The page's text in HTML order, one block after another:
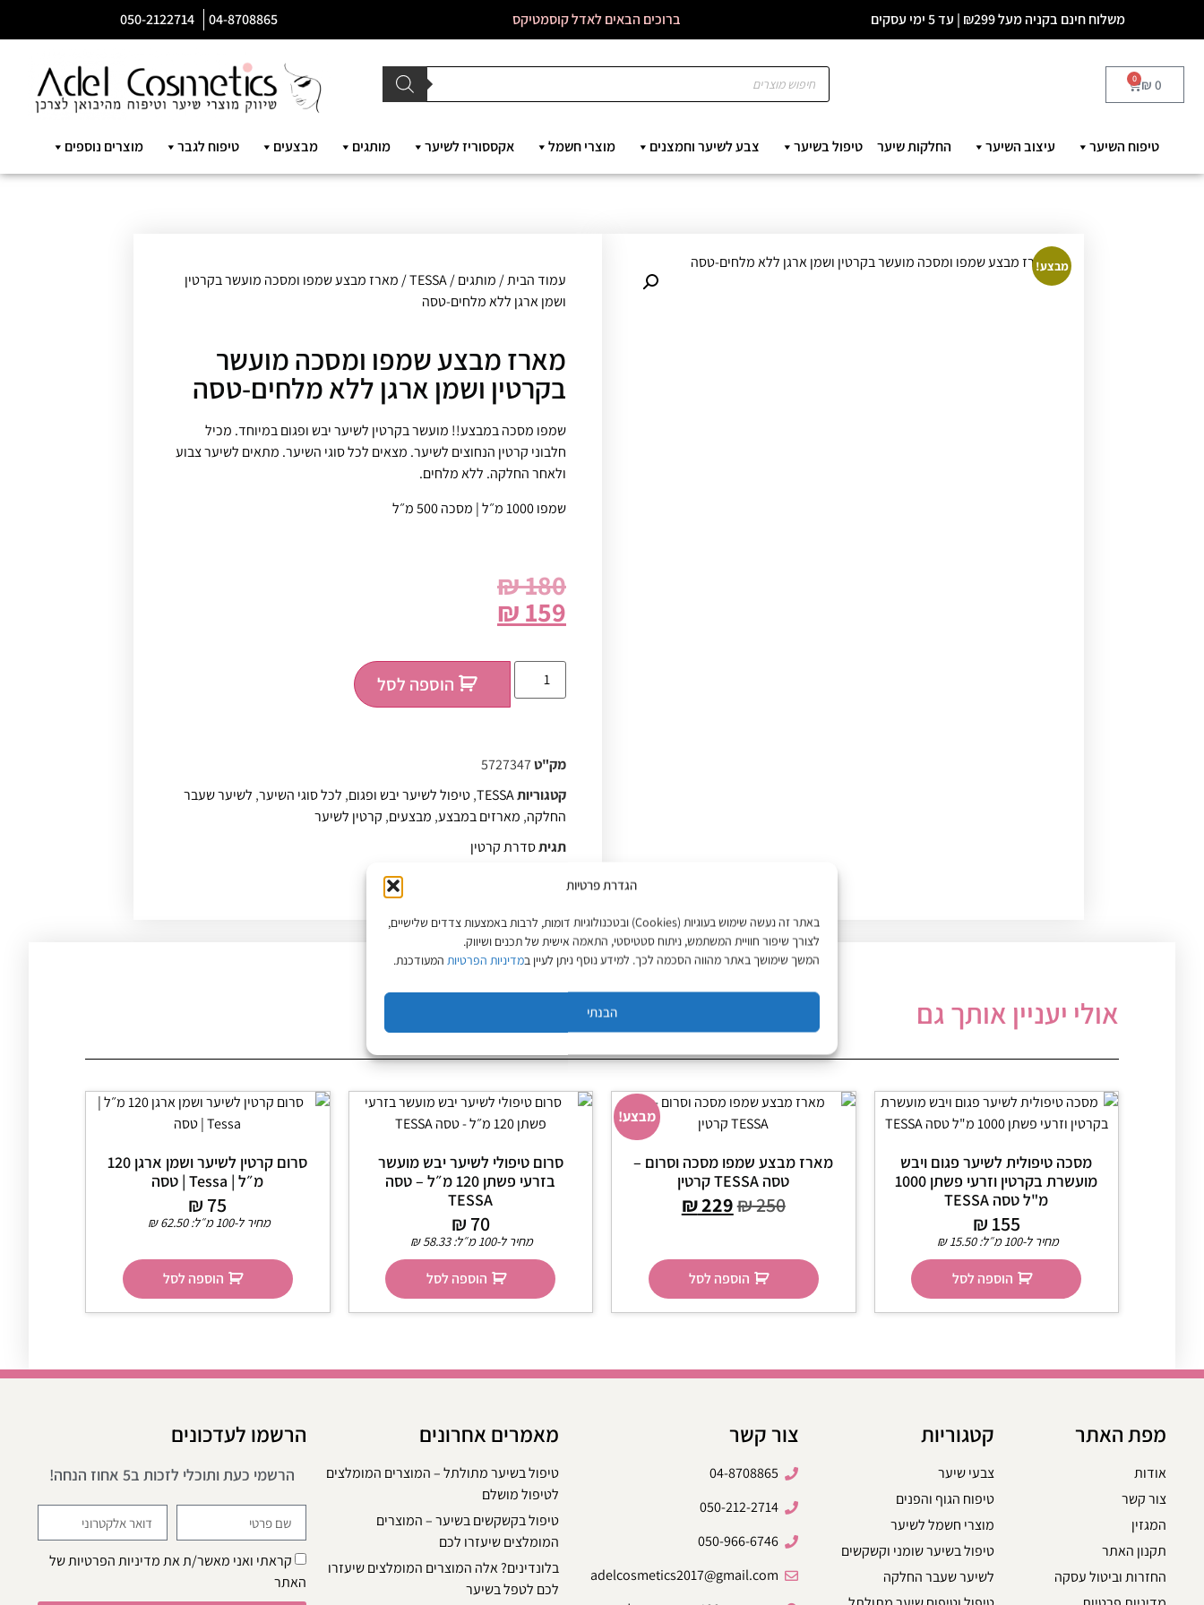
הגדרת פרטיות
באתר זה נעשה שימוש בעוגיות (Cookies) ובטכנולוגיות דומות, לרבות באמצעות צדדים שלישיים,
לצורך שיפור חוויית המשתמש, ניתוח סטטיסטי, התאמה אישית של תכנים ושיווק.
המשך שימושך באתר מהווה הסכמה לכך. למידע נוסף ניתן לעיין במדיניות הפרטיות המעודכנת.
הבנתי
משלוח חינם בקניה מעל ₪299 | עד 5 ימי עסקים ברוכים הבאים לאדל קוסמטיקס 04-8708865
050-2122714
₪ 0
0
טיפוח השיער עיצוב השיער החלקות שיער טיפול בשיער צבע לשיער וחמצנים מוצרי חשמל אקססוריז לשיער מותגים מבצעים טיפוח לגבר מוצרים נוספים
מבצע!
עמוד הבית/מותגים/
TESSA/ מארז מבצע שמפו ומסכה מועשר בקרטין
ושמן ארגן ללא מלחים-טסה
מארז מבצע שמפו ומסכה מועשר
בקרטין ושמן ארגן ללא מלחים-טסה
שמפו מסכה במבצע!! מועשר בקרטין לשיער יבש ופגום במיוחד. מכיל
חלבוני קרטין הנחוצים לשיער. מצאים לכל סוגי השיער. מתאים לשיער צבוע
ולאחר החלקה. ללא מלחים.
שמפו 1000 מ״ל | מסכה 500 מ״ל
₪180
₪ 159
הוספה לסל
מק"ט5727347
קטגוריותTESSA
,טיפול לשיער יבש ופגום, לכל סוגי השיער, לשיער שעבר
החלקה, מארזים במבצע, מבצעים, קרטין לשיער
תגיתסדרת קרטין
אולי יעניין אותך גם
מסכה טיפולית לשיער פגום ויבש
מועשרת בקרטין וזרעי פשתן 1000
מ"ל טסה TESSA
₪ 155
מחיר ל-100 מ״ל: ₪15.50
הוספה לסל
מבצע!
מארז מבצע שמפו מסכה וסרום –
טסה TESSA קרטין
₪250
₪229
הוספה לסל
סרום טיפולי לשיער יבש מועשר
בזרעי פשתן 120 מ״ל – טסה
TESSA
₪ 70
מחיר ל-100 מ״ל: ₪58.33
הוספה לסל
סרום קרטין לשיער ושמן ארגן 120
מ״ל | Tessa | טסה
₪ 75
מחיר ל-100 מ״ל: ₪62.50
הוספה לסל
מפת האתר
אודות
צור קשר
המגזין
תקנון האתר
החזרות וביטול עסקה
קטגוריות
צבעי שיער
טיפוח הגוף והפנים
מוצרי חשמל לשיער
טיפול בשיער שומני וקשקשים
לשיער שעבר החלקה
צור קשר
04-8708865
050-212-2714
050-966-6746
adelcosmetics2017@gmail.com
מאמרים אחרונים
טיפול בשיער מתולתל – המוצרים המומלצים
לטיפול מושלם
טיפול בקשקשים בשיער – המוצרים
המומלצים שיעזרו לכם
בלונדינים? אלה המוצרים המומלצים שיעזרו
לכם לטפל בשיער
הרשמו לעדכונים
הרשמי כעת ותוכלי לזכות ב5 אחוז הנחה!
קראתי ואני מאשר/ת אתמדיניות הפרטיותשל
האתר